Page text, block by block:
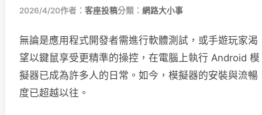
2026/4/20作者： 客座投稿分類： 網路大小事
無論是應用程式開發者需進行軟體測試，或手遊玩家渴
望以鍵鼠享受更精準的操控，在電腦上執行 Android 模
擬器已成為許多人的日常。如今，模擬器的安裝與流暢
度已超越以往。